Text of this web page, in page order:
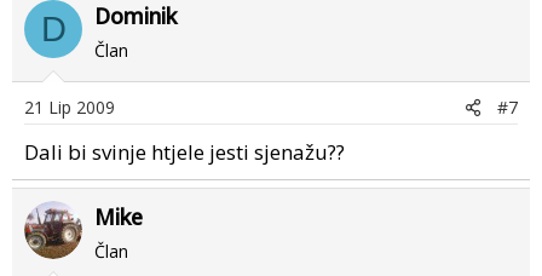
D Dominik
Član
21 Lip 2009 #7
Dali bi svinje htjele jesti sjenažu??
Mike
Član